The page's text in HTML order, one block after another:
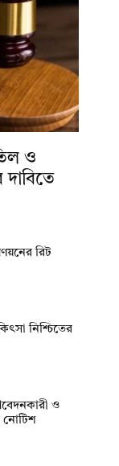
ও
দাবিতে
রিট
নিশ্চিতের
ও
নোটিশ